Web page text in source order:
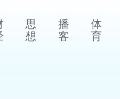
思
想
播
客
体
育